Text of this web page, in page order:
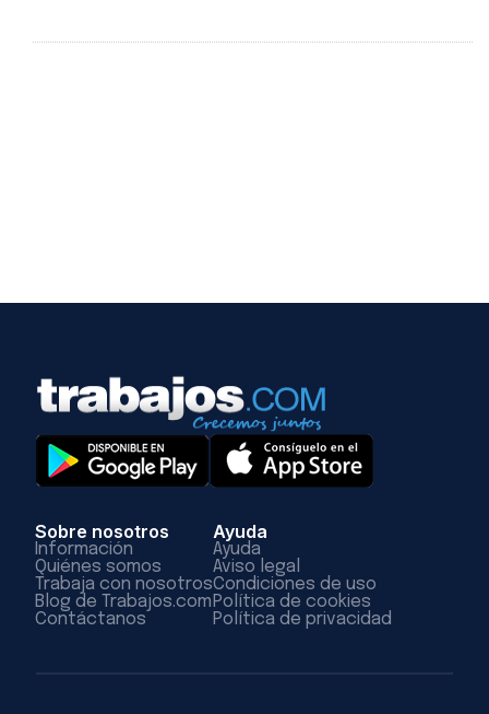
Sobre nosotros
Información
Quiénes somos
Trabaja con nosotros
Blog de Trabajos.com
Contáctanos
Ayuda
Ayuda
Aviso legal
Condiciones de uso
Política de cookies
Política de privacidad